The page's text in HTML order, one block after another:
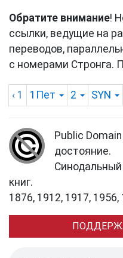
Обратите внимание!
ссылки, ведущие на
переводов,
с номерами Стронга.
‹ 1 1Пет 2 SYN
Public
достояние.
Синодальный
книг.
1876, 1912, 1917, 1956,